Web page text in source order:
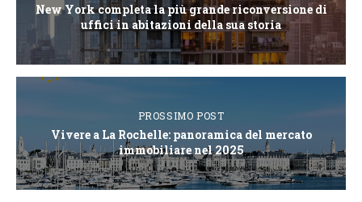
New York completa la più grande riconversione di
uffici in abitazioni della sua storia
PROSSIMO POST
Vivere a La Rochelle: panoramica del mercato
immobiliare nel 2025